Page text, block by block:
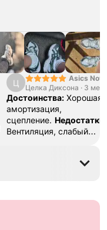
Ц
Asics
Black
Целка Диксона · 3
Достоинства: Хорошая
амортизация,
сцепление. Недостатки:
Вентиляция, слабый
волейболу 3-4 раза в
протираться верх
38